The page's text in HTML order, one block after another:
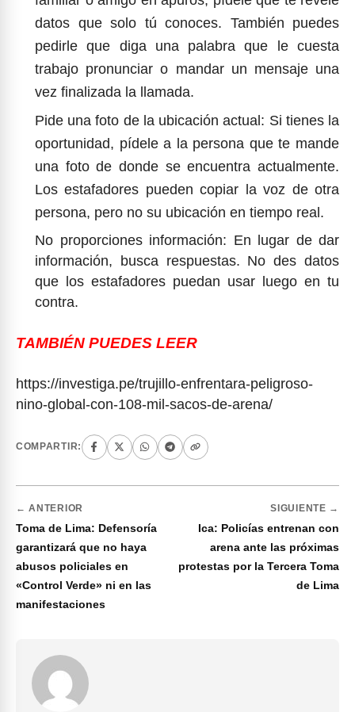
datos que solo tú conoces. También puedes
pedirle que diga una palabra que le cuesta
trabajo pronunciar o mandar un mensaje una
vez finalizada la llamada.
Pide una foto de la ubicación actual: Si tienes la
oportunidad, pídele a la persona que te mande
una foto de donde se encuentra actualmente.
Los estafadores pueden copiar la voz de otra
persona, pero no su ubicación en tiempo real.
No proporciones información: En lugar de dar
información, busca respuestas. No des datos
que los estafadores puedan usar luego en tu
contra.
TAMBIÉN PUEDES LEER
https://investiga.pe/trujillo-enfrentara-peligroso-
nino-global-con-108-mil-sacos-de-arena/
COMPARTIR:
← ANTERIOR
Toma de Lima: Defensoría
garantizará que no haya
abusos policiales en
«Control Verde» ni en las
manifestaciones
SIGUIENTE →
Ica: Policías entrenan con
arena ante las próximas
protestas por la Tercera Toma
de Lima